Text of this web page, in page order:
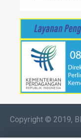
Copyright © 2019,